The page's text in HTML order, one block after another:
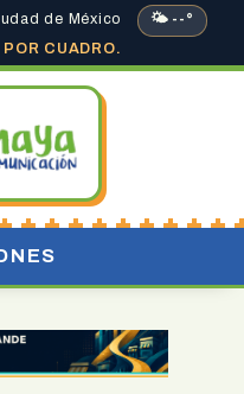
de México
🌤 --°
CUADRO.